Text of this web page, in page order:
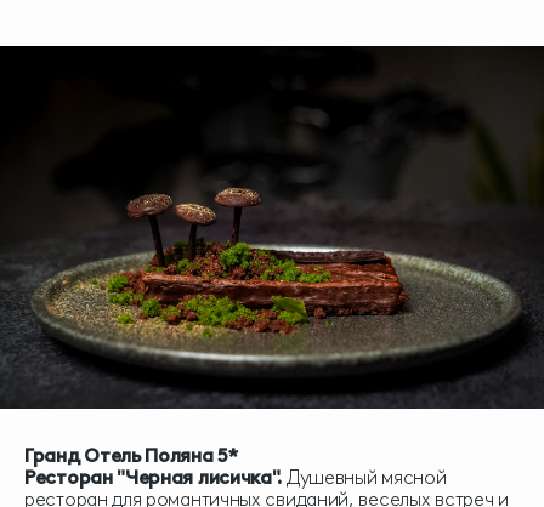
Гранд Отель Поляна 5*
Ресторан "Черная лисичка". Душевный мясной
ресторан для романтичных свиданий, веселых встреч и